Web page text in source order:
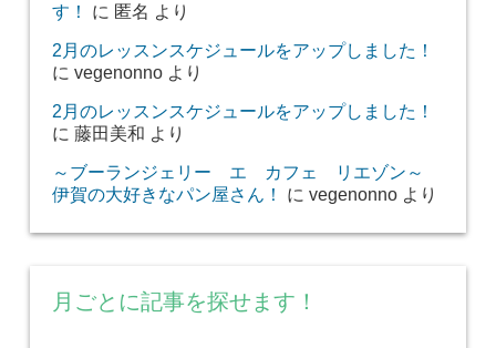
す！
に 匿名 より
2月のレッスンスケジュールをアップしました！
に vegenonnoより
2月のレッスンスケジュールをアップしました！
に 藤田美和 より
～ブーランジェリー エ カフェ リエゾン～
伊賀の大好きなパン屋さん！
に vegenonnoより
月ごとに記事を探せます！